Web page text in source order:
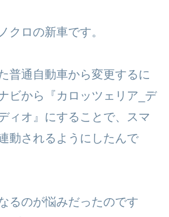
クロの新車です。
普通自動車から変更するに
ビから『カロッツェリア_デ
ィオ』にすることで、スマ
動されるようにしたんで
るのが悩みだったのです